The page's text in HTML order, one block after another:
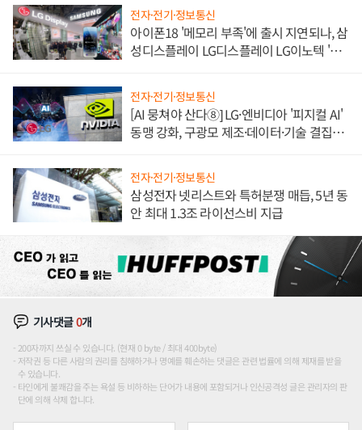
전자·전기·정보통신
아이폰18 '메모리 부족'에 출시 지연되나, 삼
성디스플레이 LG디스플레이 LG이노텍 '탈
전자·전기·정보통신
[AI 뭉쳐야 산다⑧] LG·엔비디아 '피지컬 AI'
동맹 강화, 구광모 제조·데이터·기술 결집
전자·전기·정보통신
삼성전자 넷리스트와 특허분쟁 매듭, 5년 동
안 최대 1.3조 라이선스비 지급
기사댓글0개
200자까지 쓰실 수 있습니다. (현재 0 byte / 최대 400byte)
저작권 등 다른 사람의 권리를 침해하거나 명예를 훼손하는 댓글은 관련 법률에 의해 제재를 받을
수 있습니다.
타인에게 불쾌감을 주는 욕설 등 비하하는 단어가 내용에 포함되거나 인신공격성 글은 관리자의 판
단에 의해 삭제 합니다.